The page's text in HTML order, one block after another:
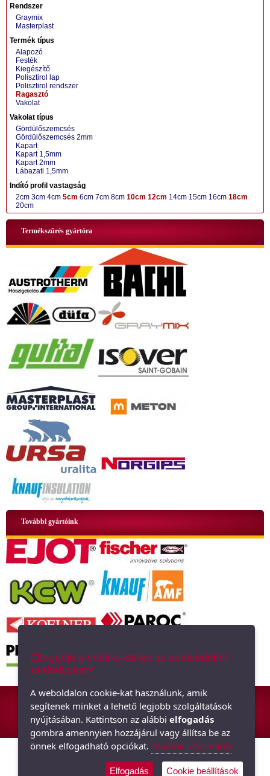
Rendszer
Graymix
Masterplast
Termék típus
Alapozó
Festék
Kiegészítő
Polisztirol lap
Polisztirol rendszer
Ragasztó
Vakolat
Vakolat típus
Gördülőszemcsés
Gördülőszemcsés 2mm
Kapart
Kapart 1,5mm
Kapart 2mm
Lábazati 1,5mm
Indító profil vastagság
2cm 3cm 4cm 5cm 6cm 7cm 8cm 10cm 12cm 14cm 15cm 16cm 18cm
20cm
Termékszűrés gyártóra
További gyártóink
ÁSZF|Adatkezelési tájékoztató| Oldaltérkép
Hőszigetelő anyagok, polisztirol, üveggyapot - Minden ami szigetelés,
hőszigetelés
Árukereső.hu
Elfogadja a cookie-kat és az adatvédelmi
szabályokat?
A weboldalon cookie-kat használunk, amik
segítenek minket a lehető legjobb szolgáltatások
nyújtásában. Kattintson az alábbi elfogadás
gombra amennyien hozzájárul vagy állítsa be az
önnek elfogadható opciókat. További információ
Elfogadás Cookie beállítások